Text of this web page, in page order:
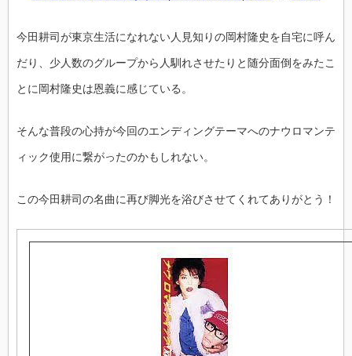
今田耕司が東京生活になれない人見知りの岡村隆史を自宅に呼ん
だり、少人数のグループから人馴れさせたりと随分面倒をみたこ
とに岡村隆史は恩義に感じている。
そんな普段の心持が今回のエンディングテーマへのナウロマンテ
ィック使用に繋がったのかもしれない。
この今田耕司の名曲に再び脚光を浴びさせてくれてありがとう！